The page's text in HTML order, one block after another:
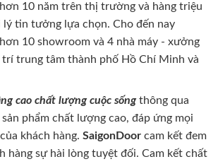
10 năm trên thị trường và hàng triệu
lý tin tưởng lựa chọn. Cho đến nay
10 showroom và 4 nhà máy - xưởng
trí trung tâm thành phố Hồ Chí Minh và
cao chất lượng cuộc sốngthông qua
phẩm chất lượng cao, đáp ứng mọi
khách hàng. SaigonDoor cam kết đem
hàng sự hài lòng tuyệt đối. Cam kết chất